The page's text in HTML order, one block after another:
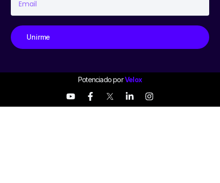
Unirme
Potenciado porVelox